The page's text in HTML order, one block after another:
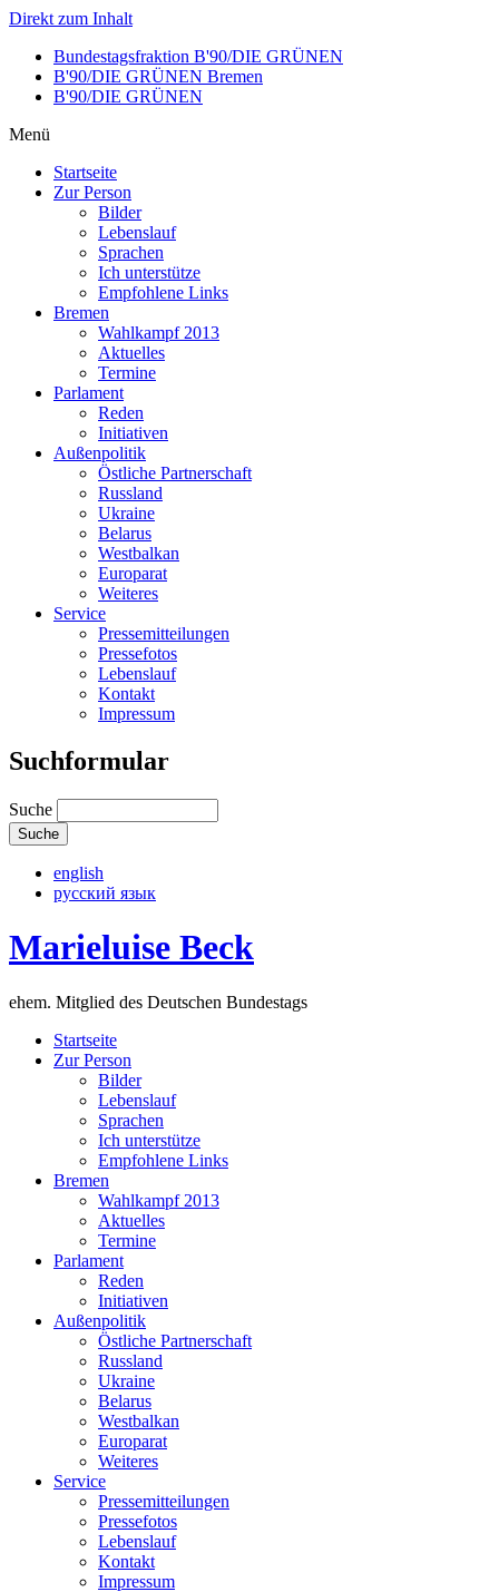
Direkt zum Inhalt
Bundestagsfraktion B'90/DIE GRÜNEN
B'90/DIE GRÜNEN Bremen
B'90/DIE GRÜNEN
Menü
Startseite
Zur Person
Bilder
Lebenslauf
Sprachen
Ich unterstütze
Empfohlene Links
Bremen
Wahlkampf 2013
Aktuelles
Termine
Parlament
Reden
Initiativen
Außenpolitik
Östliche Partnerschaft
Russland
Ukraine
Belarus
Westbalkan
Europarat
Weiteres
Service
Pressemitteilungen
Pressefotos
Lebenslauf
Kontakt
Impressum
Suchformular
Suche
english
русский язык
Marieluise Beck
ehem. Mitglied des Deutschen Bundestags
Startseite
Zur Person
Bilder
Lebenslauf
Sprachen
Ich unterstütze
Empfohlene Links
Bremen
Wahlkampf 2013
Aktuelles
Termine
Parlament
Reden
Initiativen
Außenpolitik
Östliche Partnerschaft
Russland
Ukraine
Belarus
Westbalkan
Europarat
Weiteres
Service
Pressemitteilungen
Pressefotos
Lebenslauf
Kontakt
Impressum